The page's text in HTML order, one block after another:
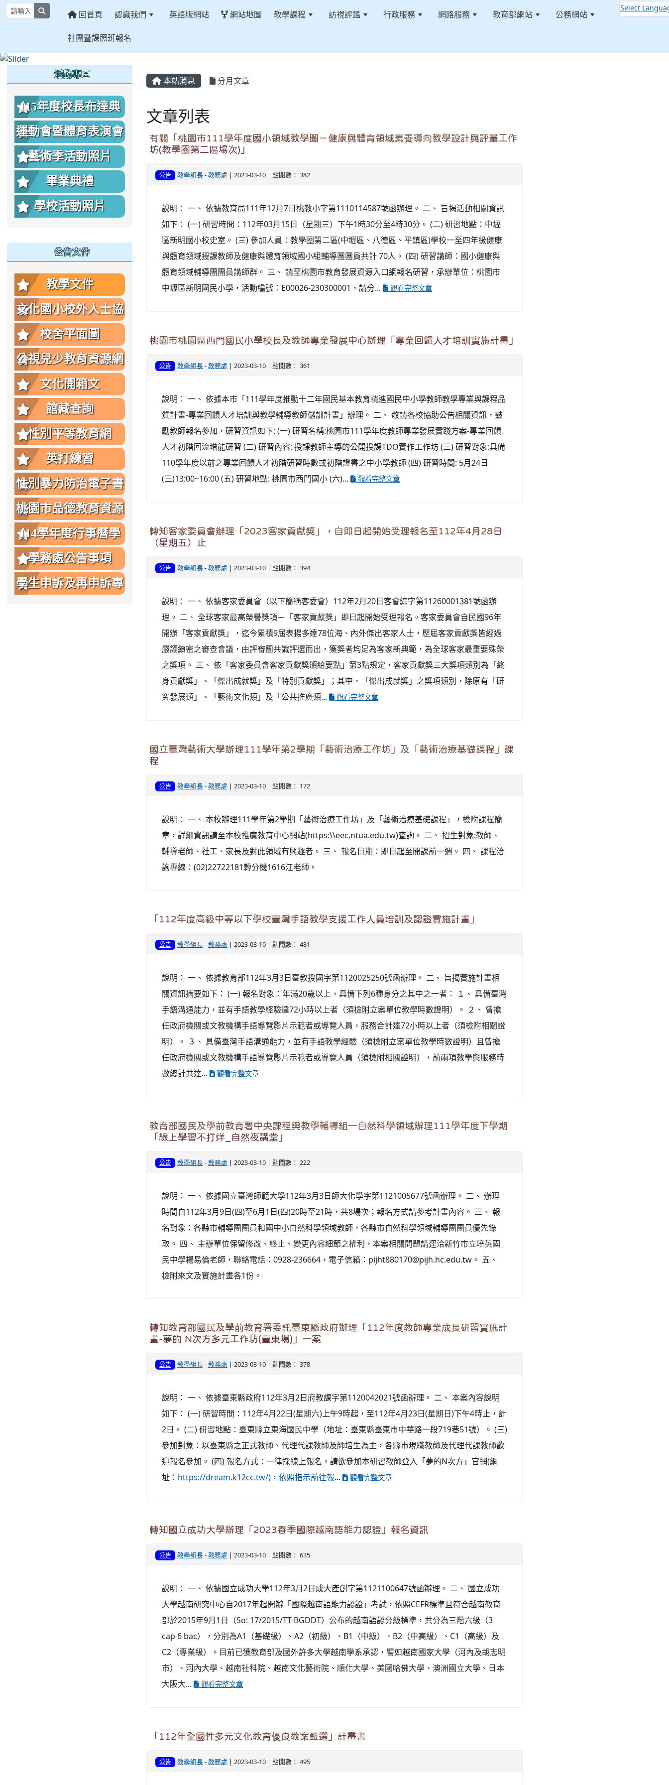
回首頁 認識我們 英語版網站 網站地圖 教學課程 訪視評鑑 行政服務 網路服務 教育部網站 公務網站
社團暨課照班報名
Select
本站消息 分月文章
文章列表
有關「桃園市111學年度國小領域教學圈－健康與體育領域素養導向教學設計與評量工作
坊(教學圈第二區場次)」
公告 教學組長-教務處 | 2023-03-10 | 點閱數： 382
說明： 一、 依據教育局111年12月7日桃教小字第1110114587號函辦理。 二、 旨揭活動相關資訊
如下： (一) 研習時間：112年03月15日（星期三）下午1時30分至4時30分。 (二) 研習地點：中壢
區新明國小校史室。 (三) 參加人員：教學圈第二區(中壢區、八德區、平鎮區)學校一至四年級健康
與體育領域授課教師及健康與體育領域國小組輔導團團員共計 70人。 (四) 研習講師：國小健康與
體育領域輔導團團員講師群。 三、 請至桃園市教育發展資源入口網報名研習，承辦單位：桃園市
中壢區新明國民小學，活動編號：E00026-230300001，請分...
觀看完整文章
桃園市桃園區西門國民小學校長及教師專業發展中心辦理「專業回饋人才培訓實施計畫」
公告 教學組長-教務處 | 2023-03-10 | 點閱數： 361
說明： 一、 依據本市「111學年度推動十二年國民基本教育精進國民中小學教師教學專業與課程品
質計畫-專業回饋人才培訓與教學輔導教師儲訓計畫」辦理。 二、 敬請各校協助公告相關資訊，鼓
勵教師報名參加，研習資訊如下: (一) 研習名稱:桃園市111學年度教師專業發展實踐方案-專業回饋
人才初階回流增能研習 (二) 研習內容: 授課教師主導的公開授課TDO實作工作坊 (三) 研習對象:具備
110學年度以前之專業回饋人才初階研習時數或初階證書之中小學教師 (四) 研習時間: 5月24日
(三)13:00~16:00 (五) 研習地點: 桃園市西門國小 (六)...
觀看完整文章
轉知客家委員會辦理「2023客家貢獻獎」，自即日起開始受理報名至112年4月28日
（星期五）止
公告 教學組長-教務處 | 2023-03-10 | 點閱數： 394
說明： 一、 依據客家委員會（以下簡稱客委會）112年2月20日客會綜字第11260001381號函辦
理。 二、 全球客家最高榮譽獎項－「客家貢獻獎」即日起開始受理報名。客家委員會自民國96年
開辦「客家貢獻獎」，迄今累積9屆表揚多達78位海、內外傑出客家人士，歷屆客家貢獻獎皆經過
嚴謹縝密之審查會議，由評審團共識評選而出，獲獎者均足為客家新典範，為全球客家最重要殊榮
之獎項。 三、 依「客家委員會客家貢獻獎頒給要點」第3點規定，客家貢獻獎三大獎項類別為「終
身貢獻獎」、「傑出成就獎」及「特別貢獻獎」；其中，「傑出成就獎」之獎項類別，除原有「研
究發展類」、「藝術文化類」及「公共推廣類...
觀看完整文章
國立臺灣藝術大學辦理111學年第2學期「藝術治療工作坊」及「藝術治療基礎課程」課
程
公告 教學組長-教務處 | 2023-03-10 | 點閱數： 172
說明： 一、 本校辦理111學年第2學期「藝術治療工作坊」及「藝術治療基礎課程」，檢附課程簡
章，詳細資訊請至本校推廣教育中心網站(https:\\eec.ntua.edu.tw)查詢。 二、 招生對象:教師、
輔導老師、社工、家長及對此領域有興趣者。 三、 報名日期：即日起至開課前一週。 四、 課程洽
詢專線：(02)22722181轉分機1616江老師。
「112年度高級中等以下學校臺灣手語教學支援工作人員培訓及認證實施計畫」
公告 教學組長-教務處 | 2023-03-10 | 點閱數： 481
說明： 一、 依據教育部112年3月3日臺教授國字第1120025250號函辦理。 二、 旨揭實施計畫相
關資訊摘要如下： (一) 報名對象：年滿20歲以上，具備下列6種身分之其中之一者： １、 具備臺灣
手語溝通能力，並有手語教學經驗達72小時以上者（須檢附立案單位教學時數證明）。 ２、 曾擔
任政府機關或文教機構手語導覽影片示範者或導覽人員，服務合計達72小時以上者（須檢附相關證
明）。 ３、 具備臺灣手語溝通能力，並有手語教學經驗（須檢附立案單位教學時數證明）且曾擔
任政府機關或文教機構手語導覽影片示範者或導覽人員（須檢附相關證明），前兩項教學與服務時
數總計共達...
觀看完整文章
教育部國民及學前教育署中央課程與教學輔導組—自然科學領域辦理111學年度下學期
「線上學習不打烊_自然夜講堂」
公告 教學組長-教務處 | 2023-03-10 | 點閱數： 222
說明： 一、 依據國立臺灣師範大學112年3月3日師大化學字第1121005677號函辦理。 二、 辦理
時間自112年3月9日(四)至6月1日(四)20時至21時，共8場次；報名方式請參考計畫內容。 三、 報
名對象：各縣市輔導團團員和國中小自然科學領域教師，各縣市自然科學領域輔導團團員優先錄
取。 四、 主辦單位保留修改、終止、變更內容細節之權利，本案相關問題請逕洽新竹市立培英國
民中學楊易倫老師，聯絡電話：0928-236664，電子信箱：pijht880170@pijh.hc.edu.tw。 五、
檢附來文及實施計畫各1份。
轉知教育部國民及學前教育署委託臺東縣政府辦理「112年度教師專業成長研習實施計
畫-夢的 N次方多元工作坊(臺東場)」一案
公告 教學組長-教務處 | 2023-03-10 | 點閱數： 378
說明： 一、 依據臺東縣政府112年3月2日府教課字第1120042021號函辦理。 二、 本案內容說明
如下： (一) 研習時間：112年4月22日(星期六)上午9時起，至112年4月23日(星期日)下午4時止，計
2日。 (二) 研習地點：臺東縣立東海國民中學（地址：臺東縣臺東市中華路一段719巷51號）。 (三)
參加對象：以臺東縣之正式教師、代理代課教師及師培生為主，各縣市現職教師及代理代課教師歡
迎報名參加。 (四) 報名方式：一律採線上報名，請欲參加本研習教師登入「夢的N次方」官網(網
址： https://dream.k12cc.tw/)，依照指示前往報... 觀看完整文章
轉知國立成功大學辦理「2023春季國際越南語能力認證」報名資訊
公告 教學組長-教務處 | 2023-03-10 | 點閱數： 635
說明： 一、 依據國立成功大學112年3月2日成大產創字第1121100647號函辦理。 二、 國立成功
大學越南研究中心自2017年起開辦「國際越南語能力認證」考試，依照CEFR標準且符合越南教育
部於2015年9月1日（So: 17/2015/TT-BGDDT）公布的越南語認分級標準，共分為三階六級（3
cap 6 bac），分別為A1（基礎級）、A2（初級）、B1（中級）、B2（中高級）、C1（高級）及
C2（專業級）。目前已獲教育部及國外許多大學越南學系承認，譬如越南國家大學（河內及胡志明
市）、河內大學、越南社科院、越南文化藝術院、順化大學、美國哈佛大學、澳洲國立大學、日本
大阪大...
觀看完整文章
「112年全國性多元文化教育優良教案甄選」計畫書
公告 教學組長-教務處 | 2023-03-10 | 點閱數： 495
活動專區
115年度校長布達典
禮照片
運動會暨體育表演會
照片
藝術季活動照片
畢業典禮
學校活動照片
公告文件
教學文件
文化國小校外人士協
助教學或活動要點
校舍平面圖
公視兒少教育資源網
文化開箱文
館藏查詢
性別平等教育網
英打練習
性別暴力防治電子書
桃園市品德教育資源
網
114學年度行事曆學
生版
學務處公告事項
學生申訴及再申訴專